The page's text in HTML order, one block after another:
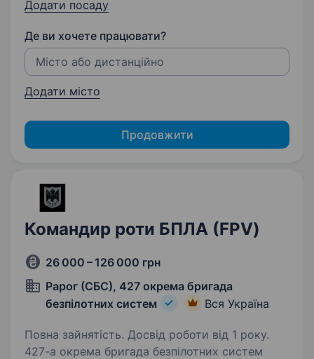
Додати посаду
Де ви хочете працювати?
Додати місто
Продовжити
Командир роти БПЛА (FPV)
26 000 – 126 000 грн
Рарог (СБС), 427 окрема бригада
безпілотних систем
Вся Україна
Повна зайнятість. Досвід роботи від 1 року.
427-а окрема бригада безпілотних систем